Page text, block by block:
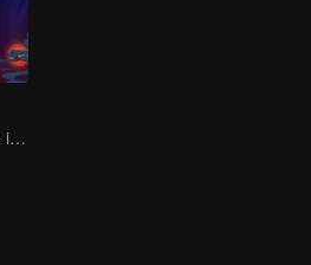
A Subtle Fragrance in Flavor